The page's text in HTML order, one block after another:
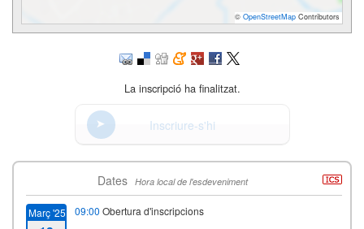
© OpenStreetMap Contributors
La inscripció ha finalitzat.
Inscriure-s'hi
Dates Hora local de l'esdeveniment
Març '25 09:00 Obertura d'inscripcions